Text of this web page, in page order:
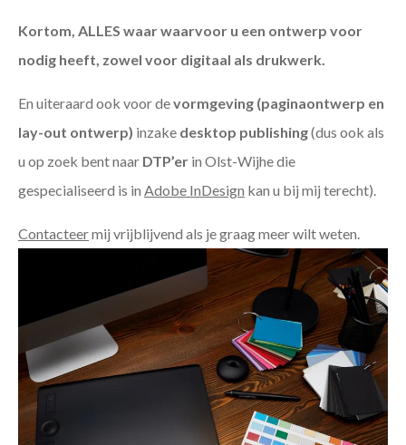
Kortom, ALLES waar waarvoor u een ontwerp voor
nodig heeft, zowel voor digitaal als drukwerk.
En uiteraard ook voor devormgeving (paginaontwerp en
lay-out ontwerp) inzake desktop publishing(dus ook als
u op zoek bent naar DTP’er in Olst-Wijhe die
gespecialiseerd is in Adobe InDesign kan u bij mij terecht).
Contacteermij vrijblijvend als je graag meer wilt weten.